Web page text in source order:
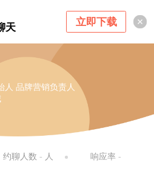
天 立即下载
人 品牌营销负责人
约聊人数 - 人 响应率 -